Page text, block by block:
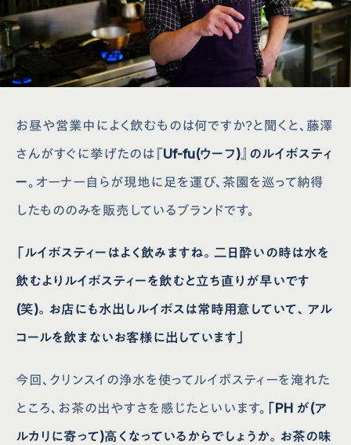
お昼や営業中によく飲むものは何ですか?と聞くと、藤澤
さんがすぐに挙げたのは 『Uf-fu(ウーフ)』のルイボスティ
ー。オーナー自らが現地に足を運び、茶園を巡って納得
したもののみを販売しているブランドです。
「ルイボスティーはよく飲みますね。二日酔いの時は水を
飲むよりルイボスティーを飲むと立ち直りが早いです
(笑)。お店にも水出しルイボスは常時用意していて、アル
コールを飲まないお客様に出しています」
今回、クリンスイの浄水を使ってルイボスティーを淹れた
ところ、お茶の出やすさを感じたといいます。 「PH が(ア
ルカリに寄って)高くなっているからでしょうか。お茶の味